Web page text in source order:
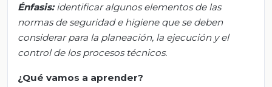
Énfasis:identificar algunos elementos de las
normas de seguridad e higiene que se deben
considerar para la planeación, la ejecución y el
control de los procesos técnicos.
¿Qué vamos a aprender?